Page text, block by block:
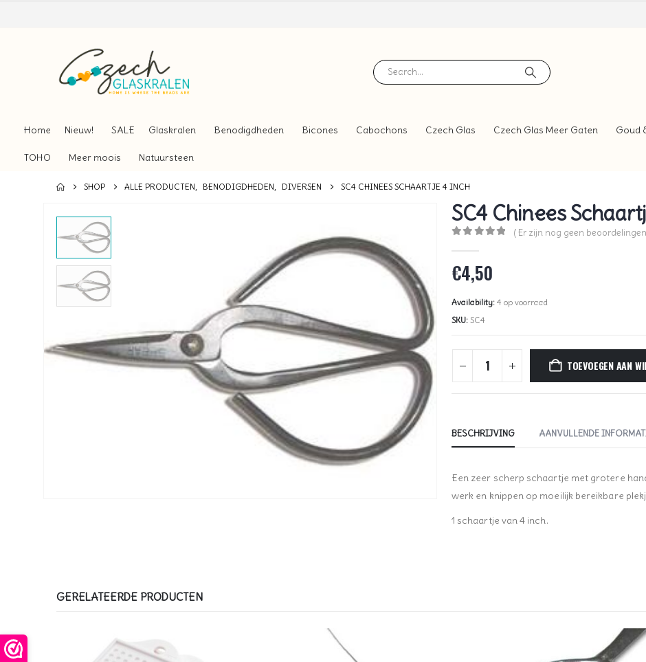
Home Nieuw! SALE Glaskralen Benodigdheden Bicones Cabochons Czech Glas Czech Glas Meer Gaten Goud
TOHO Meer moois Natuursteen
SHOP ALLE PRODUCTEN, BENODIGDHEDEN, DIVERSEN SC4 CHINEES SCHAARTJE 4 INCH
SC4 Chinees
( Er zijn nog geen
€4,50
Availability: 4 op voorraad
SKU: SC4
TOEVOEGEN AAN
BESCHRIJVING AANVULLENDE
Een zeer scherp schaartje met grotere
werk en knippen op moeilijk bereikbare
1 schaartje van 4 inch.
GERELATEERDE PRODUCTEN